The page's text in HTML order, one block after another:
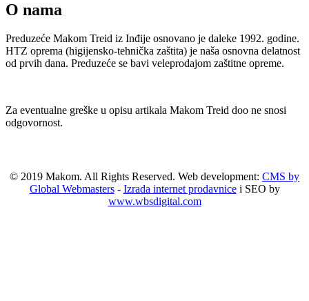
O nama
Preduzeće Makom Treid iz Inđije osnovano je daleke 1992. godine.
HTZ oprema (higijensko-tehnička zaštita) je naša osnovna delatnost
od prvih dana. Preduzeće se bavi veleprodajom zaštitne opreme.
Za eventualne greške u opisu artikala Makom Treid doo ne snosi
odgovornost.
© 2019 Makom. All Rights Reserved. Web development: CMS by
Global Webmasters- Izrada internet prodavnicei SEO by
www.wbsdigital.com